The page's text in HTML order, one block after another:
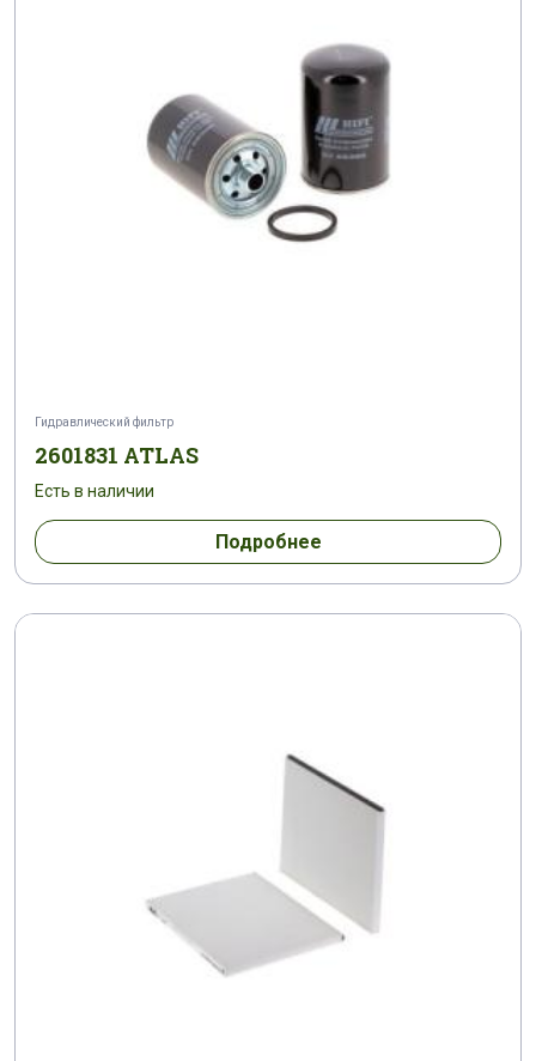
Гидравлический фильтр
2601831 ATLAS
Есть в наличии
Подробнее